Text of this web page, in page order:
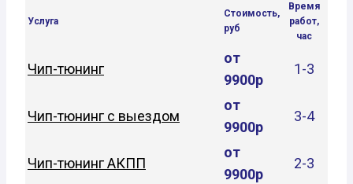
Услуга
Стоимость,
руб
Время
работ,
час
Чип-тюнинг
от
9900р
1-3
Чип-тюнинг с выездом
от
9900р
3-4
Чип-тюнинг АКПП
от
9900р
2-3